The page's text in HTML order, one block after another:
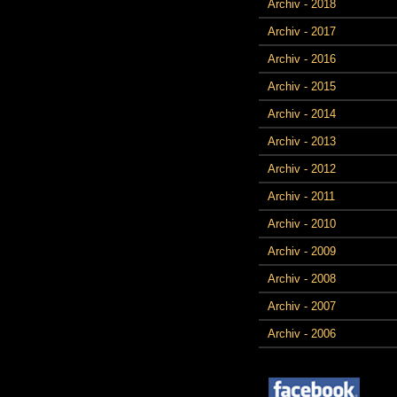
Archiv - 2018
Archiv - 2017
Archiv - 2016
Archiv - 2015
Archiv - 2014
Archiv - 2013
Archiv - 2012
Archiv - 2011
Archiv - 2010
Archiv - 2009
Archiv - 2008
Archiv - 2007
Archiv - 2006